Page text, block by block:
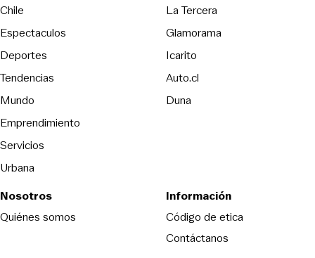
Chile
Espectaculos
Deportes
Tendencias
Mundo
Emprendimiento
Servicios
Urbana
La TerceraOpens in new
Glamorama
Icarito
Auto.cl
DunaOpens in new window
Nosotros
Quiénes somos
Información
Código de eticaOpens in new
Contáctanos